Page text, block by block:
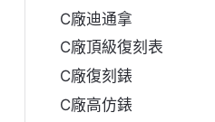
C廠迪通拿
C廠頂級復刻表
C廠復刻錶
C廠高仿錶